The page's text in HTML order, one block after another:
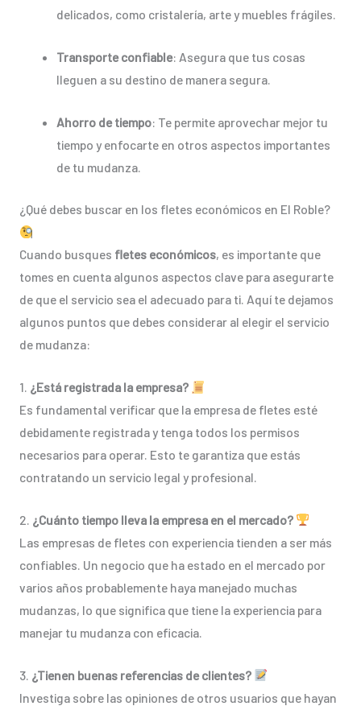
delicados, como cristalería, arte y muebles frágiles.
Transporte confiable: Asegura que tus cosas
lleguen a su destino de manera segura.
Ahorro de tiempo: Te permite aprovechar mejor tu
tiempo y enfocarte en otros aspectos importantes
de tu mudanza.
¿Qué debes buscar en los fletes económicos en El Roble?
Cuando busques fletes económicos, es importante que
tomes en cuenta algunos aspectos clave para asegurarte
de que el servicio sea el adecuado para ti. Aquí te dejamos
algunos puntos que debes considerar al elegir el servicio
de mudanza:
1. ¿Está registrada la empresa?
Es fundamental verificar que la empresa de fletes esté
debidamente registrada y tenga todos los permisos
necesarios para operar. Esto te garantiza que estás
contratando un servicio legal y profesional.
2. ¿Cuánto tiempo lleva la empresa en el mercado?
Las empresas de fletes con experiencia tienden a ser más
confiables. Un negocio que ha estado en el mercado por
varios años probablemente haya manejado muchas
mudanzas, lo que significa que tiene la experiencia para
manejar tu mudanza con eficacia.
3. ¿Tienen buenas referencias de clientes?
Investiga sobre las opiniones de otros usuarios que hayan